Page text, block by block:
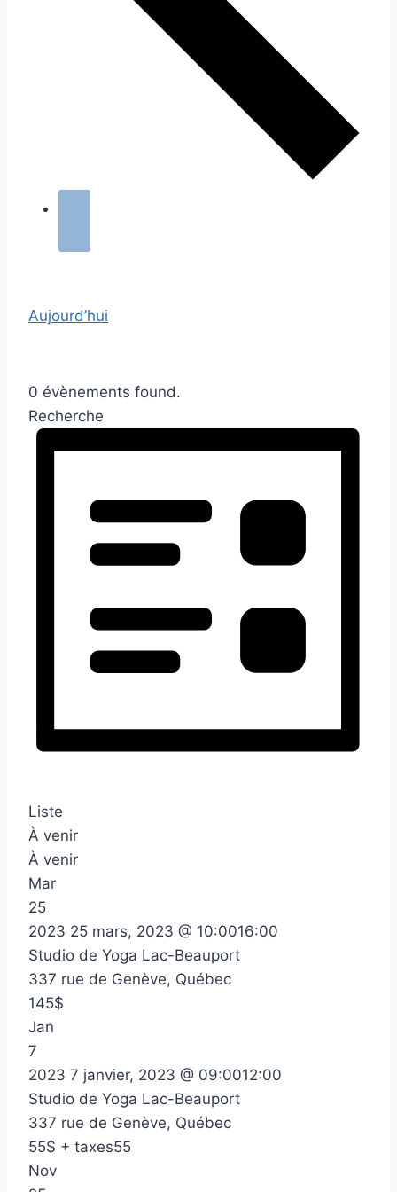
Aujourd’hui
0 évènements found.
Recherche
Liste
À venir
À venir
Mar
25
2023 25 mars, 2023 @ 10:0016:00
Studio de Yoga Lac-Beauport
337 rue de Genève, Québec
145$
Jan
7
2023 7 janvier, 2023 @ 09:0012:00
Studio de Yoga Lac-Beauport
337 rue de Genève, Québec
55$ + taxes55
Nov